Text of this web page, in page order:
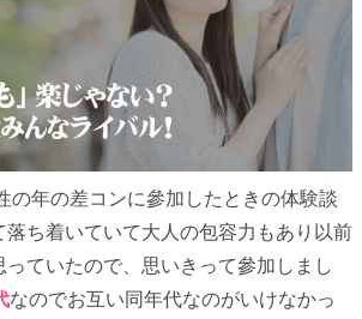
の年の差コンに參加したときの体験談
落ち着いていて大人の包容力もあり以前
ていたので、思いきって參加しまし
なのでお互い同年代なのがいけなかっ